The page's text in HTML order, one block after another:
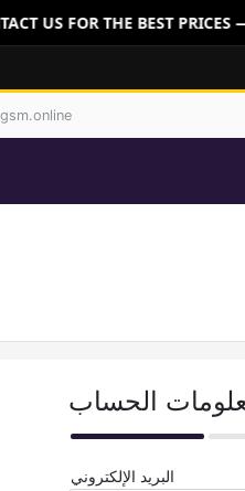
US FOR THE BEST
الحساب
البريد الإلكتروني